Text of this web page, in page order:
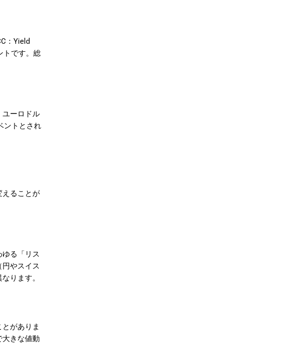
：Yield
トです。総
ユーロドル
ントとされ
えることが
る「リス
やスイス
ります。
がありま
きな値動